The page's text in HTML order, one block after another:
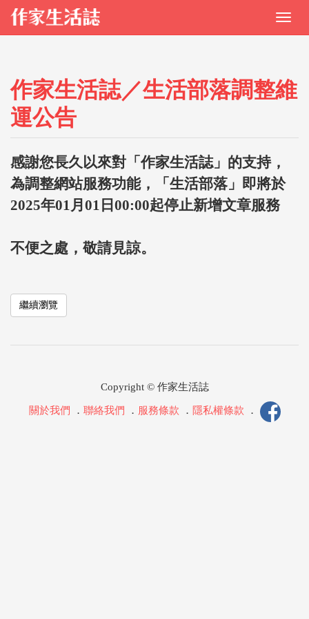
作家生活誌／生活部落調整維
運公告
感謝您長久以來對「作家生活誌」的支持，
為調整網站服務功能，「生活部落」即將於
2025年01月01日00:00起停止新增文章服務
不便之處，敬請見諒。
繼續瀏覽
Copyright © 作家生活誌
關於我們 ． 聯絡我們 ． 服務條款 ． 隱私權條款 ．